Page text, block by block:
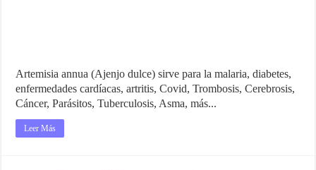
Artemisia annua (Ajenjo dulce) sirve para la malaria, diabetes,
enfermedades cardíacas, artritis, Covid, Trombosis, Cerebrosis,
Cáncer, Parásitos, Tuberculosis, Asma, más...
Leer Más